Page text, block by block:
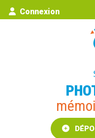
Connexion